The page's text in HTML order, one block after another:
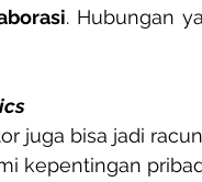
. Hubungan
juga bisa jadi
kepentingan